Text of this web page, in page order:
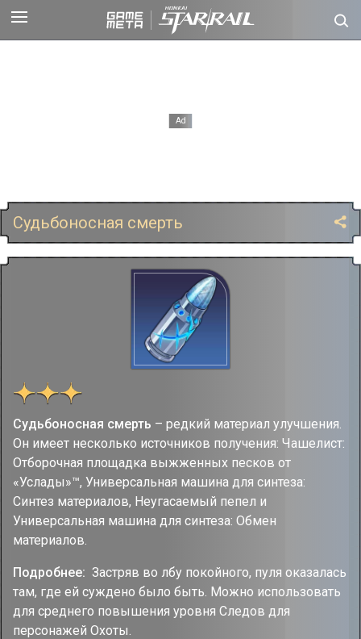
Судьбоносная смерть
Судьбоносная смерть – редкий материал улучшения.
Он имеет несколько источников получения: Чашелист:
Отборочная площадка выжженных песков от
«Услады»™, Универсальная машина для синтеза:
Синтез материалов, Неугасаемый пепел и
Универсальная машина для синтеза: Обмен
материалов.
Подробнее: Застряв во лбу покойного, пуля оказалась
там, где ей суждено было быть. Можно использовать
для среднего повышения уровня Следов для
персонажей Охоты.